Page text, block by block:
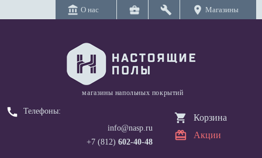
account_balance О нас business_center build location_on Магазины
магазины напольных покрытий
call
Телефоны:
info@nasp.ru
+7 (812) 602-40-48
Корзина
Акции